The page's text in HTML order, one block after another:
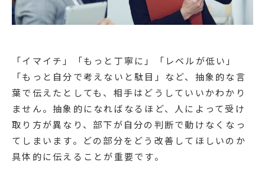
「イマイチ」「もっと丁寧に」「レベルが低い」
「もっと自分で考えないと駄目」など、抽象的な言
葉で伝えたとしても、相手はどうしていいかわかり
ません。抽象的になればなるほど、人によって受け
取り方が異なり、部下が自分の判断で動けなくなっ
てしまいます。どの部分をどう改善してほしいのか
具体的に伝えることが重要です。